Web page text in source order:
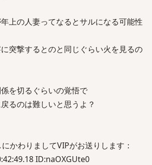
上の人妻ってなるとサルになる可能性
突撃するとのと同じぐらい火を見るの
を切るぐらいの覚悟で
るのは難しいと思うよ？
かわりましてVIPがお送りします：
ID:naOXGUte0